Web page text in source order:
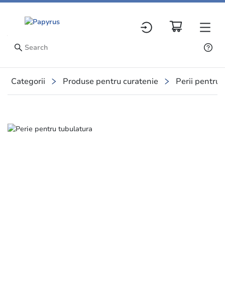
Categorii Produse pentru curatenie Perii pentru
Slide 1 of 2